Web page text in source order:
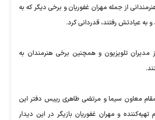
از جمله مهران غفوریان و برخی دیگر که به
و به عیادتش رفتند، قدردانی کرد.
تلویزیون و همچنین برخی هنرمندان به
معاون سیما و مرتضی طاهری رییس دفتر این
و مهران غفوریان بازیگر در این دیدار